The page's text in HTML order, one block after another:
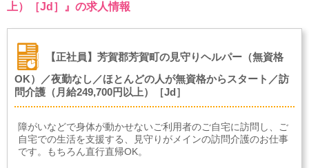
上）［Jd］』の求人情報
【正社員】芳賀郡芳賀町の見守りヘルパー（無資格
OK）／夜勤なし／ほとんどの人が無資格からスタート／訪
問介護（月給249,700円以上）［Jd］
障がいなどで身体が動かせないご利用者のご自宅に訪問し、ご
自宅での生活を支援する、見守りがメインの訪問介護のお仕事
です。もちろん直行直帰OK。